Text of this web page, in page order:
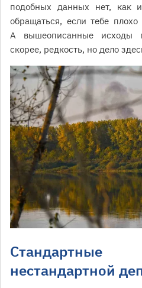
подобных данных нет, как
обращаться, если тебе
А вышеописанные исходы
скорее, редкость, но дело
нестандартной